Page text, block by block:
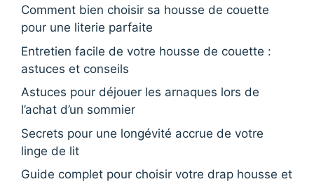
Comment bien choisir sa housse de couette
pour une literie parfaite
Entretien facile de votre housse de couette :
astuces et conseils
Astuces pour déjouer les arnaques lors de
l’achat d’un sommier
Secrets pour une longévité accrue de votre
linge de lit
Guide complet pour choisir votre drap housse et